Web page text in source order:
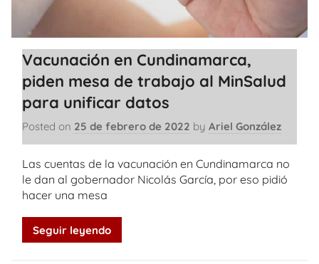
Vacunación en Cundinamarca,
piden mesa de trabajo al MinSalud
para unificar datos
Posted on 25 de febrero de 2022 by Ariel González
Las cuentas de la vacunación en Cundinamarca no
le dan al gobernador Nicolás García, por eso pidió
hacer una mesa
Seguir leyendo